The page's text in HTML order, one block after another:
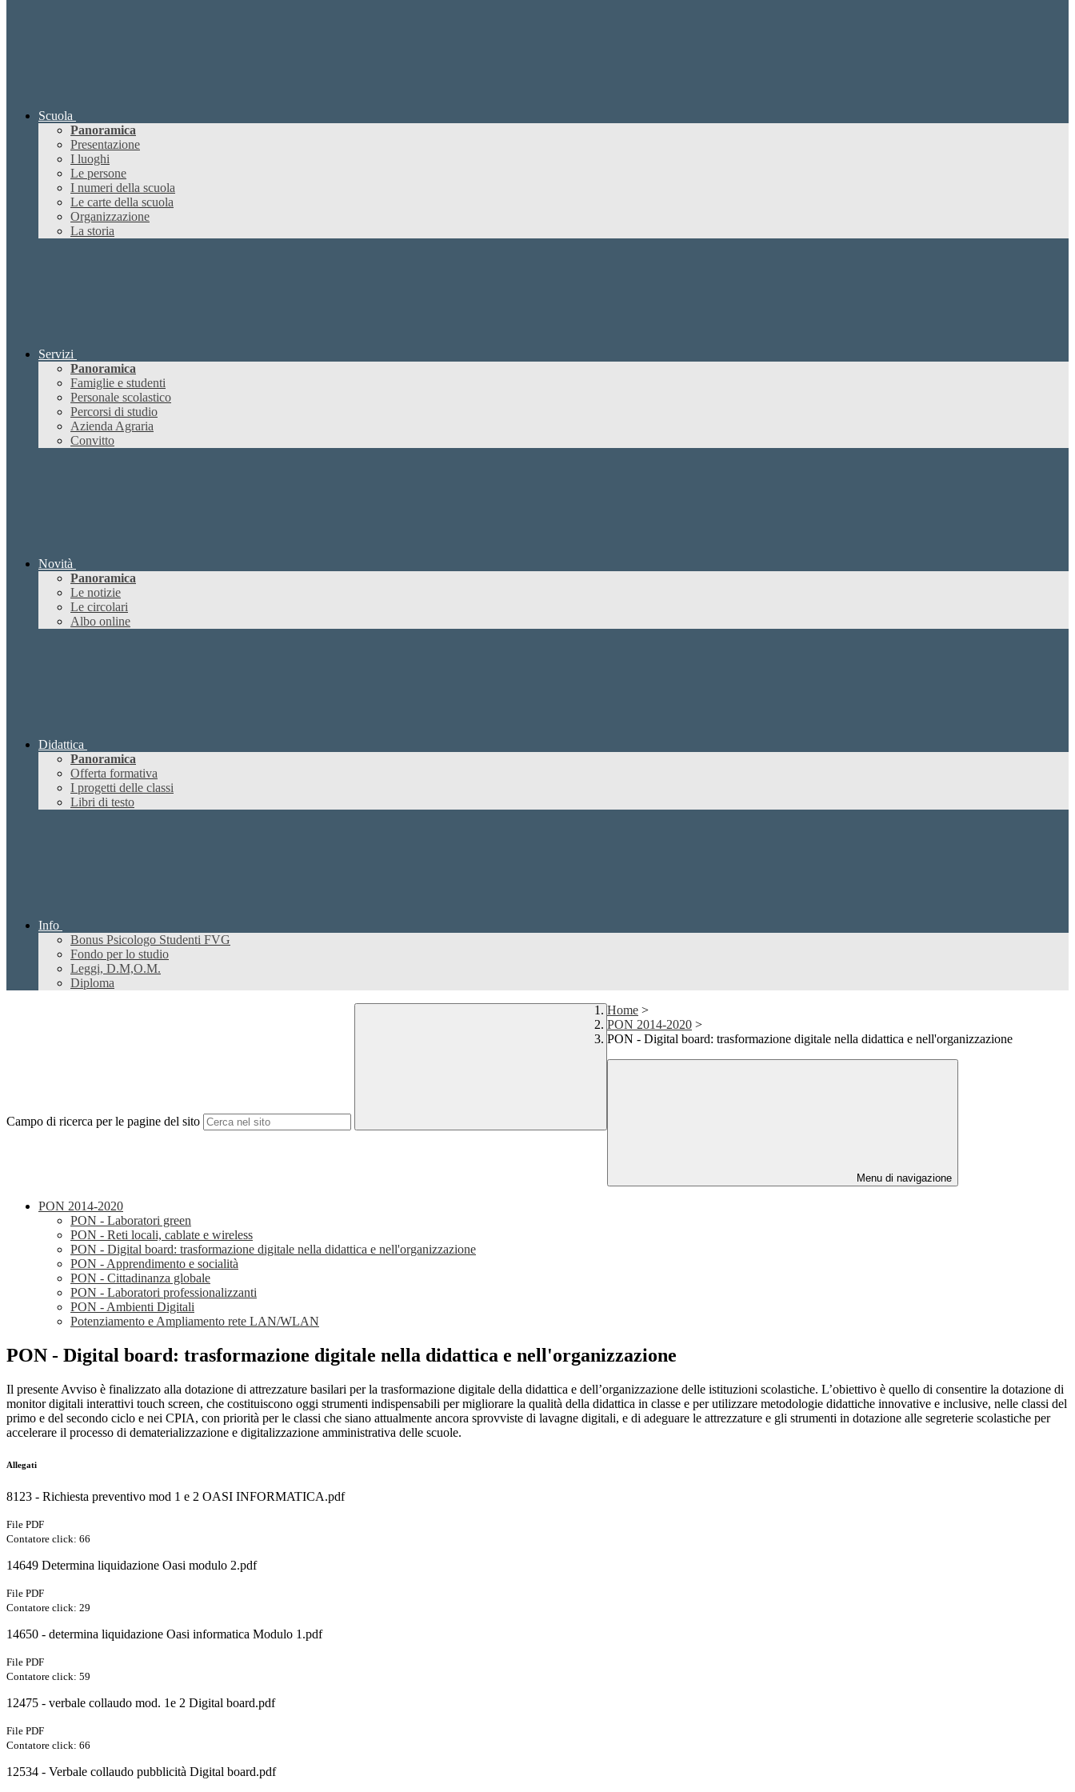
Scuola
Panoramica
Presentazione
I luoghi
Le persone
I numeri della scuola
Le carte della scuola
Organizzazione
La storia
Servizi
Panoramica
Famiglie e studenti
Personale scolastico
Percorsi di studio
Azienda Agraria
Convitto
Novità
Panoramica
Le notizie
Le circolari
Albo online
Didattica
Panoramica
Offerta formativa
I progetti delle classi
Libri di testo
Info
Bonus Psicologo Studenti FVG
Fondo per lo studio
Leggi, D.M,O.M.
Diploma
Campo di ricerca per le pagine del sito
Home >
PON 2014-2020 >
PON - Digital board: trasformazione digitale nella didattica e nell'organizzazione
Menu di navigazione
PON 2014-2020
PON - Laboratori green
PON - Reti locali, cablate e wireless
PON - Digital board: trasformazione digitale nella didattica e nell'organizzazione
PON - Apprendimento e socialità
PON - Cittadinanza globale
PON - Laboratori professionalizzanti
PON - Ambienti Digitali
Potenziamento e Ampliamento rete LAN/WLAN
PON - Digital board: trasformazione digitale nella didattica e nell'organizzazione
Il presente Avviso è finalizzato alla dotazione di attrezzature basilari per la trasformazione digitale della didattica e dell’organizzazione delle istituzioni scolastiche. L’obiettivo è quello di consentire la dotazione di
monitor digitali interattivi touch screen, che costituiscono oggi strumenti indispensabili per migliorare la qualità della didattica in classe e per utilizzare metodologie didattiche innovative e inclusive, nelle classi del
primo e del secondo ciclo e nei CPIA, con priorità per le classi che siano attualmente ancora sprovviste di lavagne digitali, e di adeguare le attrezzature e gli strumenti in dotazione alle segreterie scolastiche per
accelerare il processo di dematerializzazione e digitalizzazione amministrativa delle scuole.
Allegati
8123 - Richiesta preventivo mod 1 e 2 OASI INFORMATICA.pdf
File PDF
Contatore click: 66
14649 Determina liquidazione Oasi modulo 2.pdf
File PDF
Contatore click: 29
14650 - determina liquidazione Oasi informatica Modulo 1.pdf
File PDF
Contatore click: 59
12475 - verbale collaudo mod. 1e 2 Digital board.pdf
File PDF
Contatore click: 66
12534 - Verbale collaudo pubblicità Digital board.pdf